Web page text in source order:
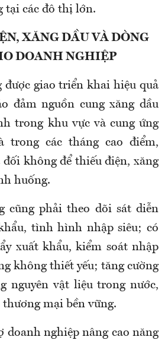
tại các đô thị lớn.
XĂNG DẦU VÀ DÒNG
DOANH NGHIỆP
được giao triển khai hiệu quả
đảm nguồn cung xăng dầu
trong khu vực và cung ứng
trong các tháng cao điểm,
không để thiếu điện, xăng
huống.
cũng phải theo dõi sát diễn
tình hình nhập siêu; có
xuất khẩu, kiểm soát nhập
không thiết yếu; tăng cường
nguyên vật liệu trong nước,
thương mại bền vững.
nghiệp nâng cao năng